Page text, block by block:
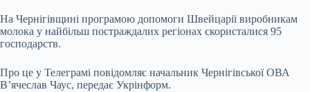
На Чернігівщині програмою допомоги Швейцарії виробникам
молока у найбільш постраждалих регіонах скористалися 95
господарств.
Про це у Телеграмі повідомляє начальник Чернігівської ОВА
В’ячеслав Чаус, передає Укрінформ.